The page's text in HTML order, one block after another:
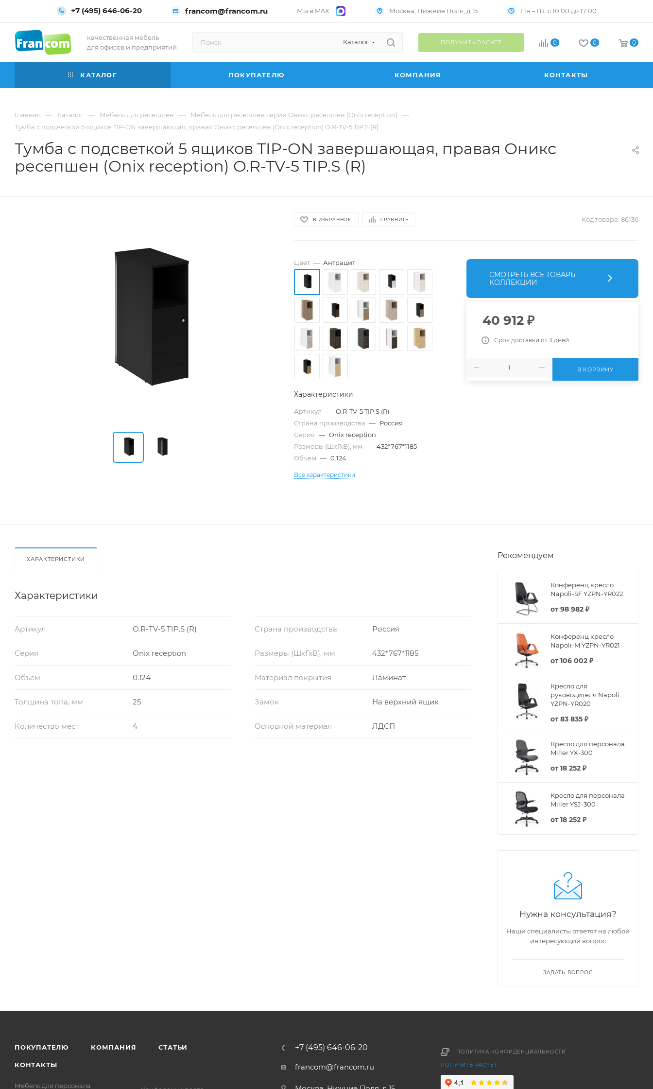
+7 (495) 646-06-20 francom@francom.ru Мы в MAX Москва, Нижние Поля, д.15 Пн – Пт: с 10:00 до 17:00
качественная мебель
для офисов и предприятий
Каталог ПОЛУЧИТЬ РАСЧЁТ 0 0 0
КАТАЛОГ ПОКУПАТЕЛЮ КОМПАНИЯ КОНТАКТЫ
Главная — Каталог — Мебель для ресепшен — Мебель для ресепшен серии Оникс ресепшен (Onix reception) —
Тумба с подсветкой 5 ящиков TIP-ON завершающая, правая Оникс ресепшен (Onix reception) O.R-TV-5 TIP.S (R)
Тумба с подсветкой 5 ящиков TIP-ON завершающая, правая Оникс
ресепшен (Onix reception) O.R-TV-5 TIP.S (R)
В ИЗБРАННОЕ СРАВНИТЬ Код товара: 86136
Цвет — Антрацит
Характеристики
Артикул — O.R-TV-5 TIP.S (R)
Страна производства — Россия
Серия — Onix reception
Размеры (ШхГхВ), мм — 432*767*1185
Объем — 0.124
Все характеристики
СМОТРЕТЬ ВСЕ ТОВАРЫ
КОЛЛЕКЦИИ
40 912₽
Срок доставки от 3 дней
В КОРЗИНУ
ХАРАКТЕРИСТИКИ
Характеристики
Артикул O.R-TV-5 TIP.S (R) Страна производства Россия
Серия Onix reception Размеры (ШхГхВ), мм 432*767*1185
Объем 0.124 Материал покрытия Ламинат
Толщина топа, мм 25 Замок На верхний ящик
Количество мест 4 Основной материал ЛДСП
Рекомендуем
Конференц кресло
Napoli-SF YZPN-YR022
от98 982 ₽
Конференц кресло
Napoli-M YZPN-YR021
от106 002 ₽
Кресло для
руководителя Napoli
YZPN-YR020
от83 835 ₽
Кресло для персонала
Miller YX-300
от18 252 ₽
Кресло для персонала
Miller YSJ-300
от18 252 ₽
Нужна консультация?
Наши специалисты ответят на любой
интересующий вопрос
ЗАДАТЬ ВОПРОС
ПОКУПАТЕЛЮ КОМПАНИЯ СТАТЬИ
КОНТАКТЫ
Мебель для персонала
+7 (495) 646-06-20
francom@francom.ru
ПОЛИТИКА КОНФИДЕНЦИАЛЬНОСТИ
ПОЛУЧИТЬ РАСЧЁТ